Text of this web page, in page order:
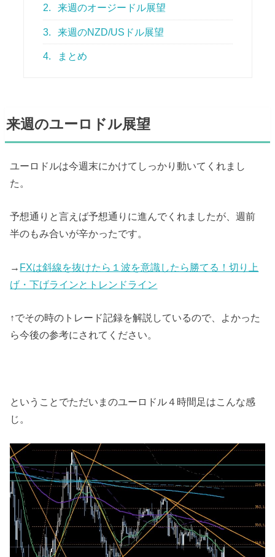
2. 来週のオージードル展望
3. 来週のNZD/USドル展望
4. まとめ
来週のユーロドル展望
ユーロドルは今週末にかけてしっかり動いてくれまし
た。
予想通りと言えば予想通りに進んでくれましたが、週前
半のもみ合いが辛かったです。
→ FXは斜線を抜けたら１波を意識したら勝てる！切り上
げ・下げラインとトレンドライン
↑でその時のトレード記録を解説しているので、よかった
ら今後の参考にされてください。
ということでただいまのユーロドル４時間足はこんな感
じ。